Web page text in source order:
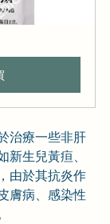
治療一些非肝
生兒黃疸、
由於其抗炎作
膚病、感染性